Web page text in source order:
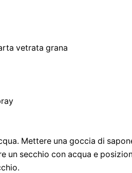
vetrata grana
Mettere una goccia di
un secchio con acqua e